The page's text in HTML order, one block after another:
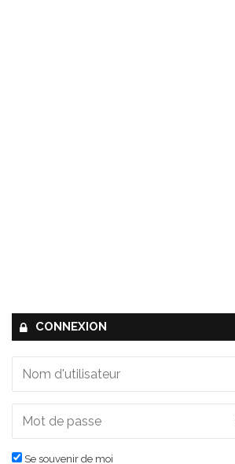
CONNEXION
Se souvenir de moi